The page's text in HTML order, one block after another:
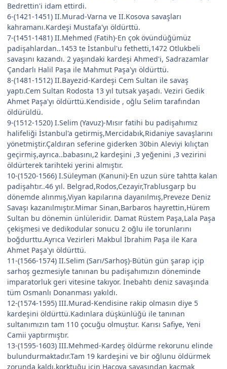
Bedrettin'i idam ettirdi.
6-(1421-1451) II.Murad-Varna ve II.Kosova savaşları
kahramanı.Kardeşi Mustafa'yı öldürttü.
7-(1451-1481) II.Mehmed (Fatih)-En çok övündüğümüz
padişahlardan..1453 te İstanbul'u fethetti,1472 Otlukbeli
savaşını kazandı. 2 yaşındaki kardeşi Ahmed'i, Sadrazamlar
Çandarlı Halil Paşa ile Mahmut Paşa'yı öldürttü.
8-(1481-1512) II.Bayezid-Kardeşi Cem Sultan ile savaş
yaptı.Cem Sultan Rodosta 13 yıl tutsak yaşadı. Veziri Gedik
Ahmet Paşa'yı öldürttü.Kendiside , oğlu Selim tarafından
öldürüldü.
9-(1512-1520) I.Selim (Yavuz)-Mısır fatihi bu padişahımız
halifeliği İstanbul'a getirmiş,Mercidabık,Ridaniye savaşlarını
yönetmiştir.Çaldıran seferine giderken 30bin Aleviyi kılıçtan
geçirmiş,ayrıca..babasını,2 kardeşini ,3 yeğenini ,3 vezirini
öldürterek tarihteki yerini almıştır.
10-(1520-1566) I.Süleyman (Kanuni)-En uzun süre tahtta kalan
padişahtır..46 yıl. Belgrad,Rodos,Cezayir,Trablusgarp bu
dönemde alınmış,Viyan kapılarına dayanılmış,Preveze Deniz
Savaşı kazanılmıştır.Mimar Sinan,Barbaros hayrettin,Hürem
Sultan bu dönemin ünlüleridir. Damat Rüstem Paşa,Lala Paşa
çekişmesi ve dedikodular sonucu 2 oğlu ile torunlarını
boğdurttu.Ayrıca Vezirleri Makbul İbrahim Paşa ile Kara
Ahmet Paşa'yı öldürttü.
11-(1566-1574) II.Selim (Sarı/Sarhoş)-Bütün gün şarap içip
sarhoş gezmesiyle tanınan bu padişahımızın döneminde
imparatorluk geri vitesine takıyor. İnebahtı deniz savaşında
tüm Osmanlı Donanması yakıldı.
12-(1574-1595) III.Murad-Kendisine rakip olmasın diye 5
kardeşini öldürttü.Kadınlara düşkünlüğü ile tanınan
sultanımızın tam 110 çocuğu olmuştur. Karısı Safiye, Yeni
Camii yaptırmıştır.
13-(1595-1603) III.Mehmed-Kardeş öldürme rekorunu elinde
bulundurmaktadır.Tam 19 kardeşini ve bir oğlunu öldürmek
zorunda kaldı.korktuğu için Haçova savaşından kaçmak